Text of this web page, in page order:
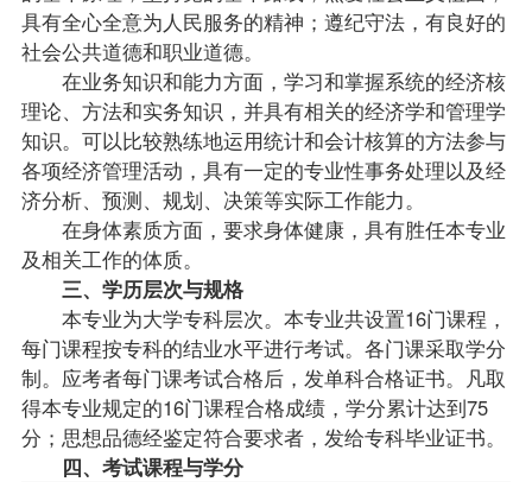
具有全心全意为人民服务的精神；遵纪守法，有良好的
社会公共道德和职业道德。
在业务知识和能力方面，学习和掌握系统的经济核
理论、方法和实务知识，并具有相关的经济学和管理学
知识。可以比较熟练地运用统计和会计核算的方法参与
各项经济管理活动，具有一定的专业性事务处理以及经
济分析、预测、规划、决策等实际工作能力。
在身体素质方面，要求身体健康，具有胜任本专业
及相关工作的体质。
三、学历层次与规格
本专业为大学专科层次。本专业共设置16门课程，
每门课程按专科的结业水平进行考试。各门课采取学分
制。应考者每门课考试合格后，发单科合格证书。凡取
得本专业规定的16门课程合格成绩，学分累计达到75
分；思想品德经鉴定符合要求者，发给专科毕业证书。
四、考试课程与学分